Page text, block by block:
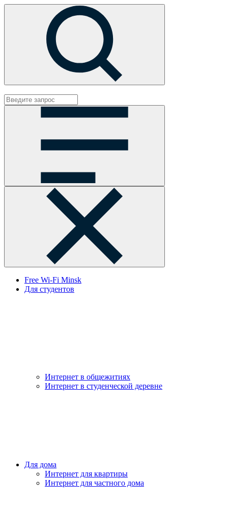
Free Wi-Fi Minsk
Для студентов
Интернет в общежитиях
Интернет в студенческой деревне
Для дома
Интернет для квартиры
Интернет для частного дома